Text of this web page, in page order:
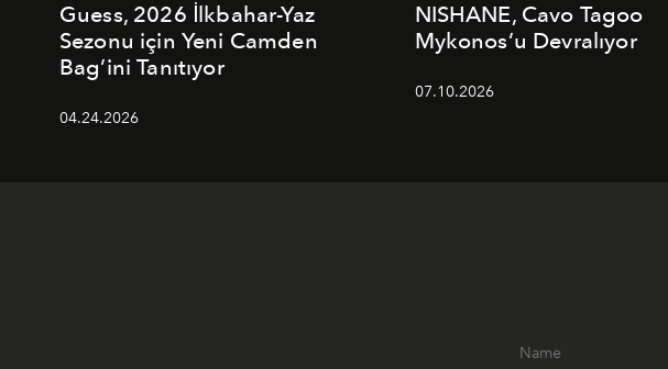
Guess, 2026 İlkbahar-Yaz
Sezonu için Yeni Camden
Bag’ini Tanıtıyor
04.24.2026
NISHANE, Cavo Tagoo
Mykonos’u Devralıyor
07.10.2026